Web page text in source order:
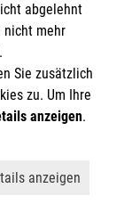
abgelehnt
nicht mehr
Sie zusätzlich
zu. Um Ihre
anzeigen.
ab
anzeigen